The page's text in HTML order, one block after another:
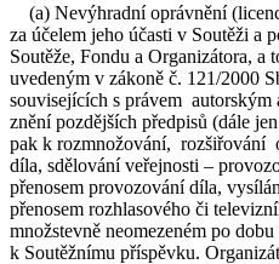
(a) Nevýhradní oprávnění
za účelem jeho účasti v Soutěži a
Soutěže, Fondu a Organizátora, a
uvedeným v zákoně č. 121/2000
souvisejících s právem autorským
znění pozdějších předpisů (dále jen
pak k rozmnožování, rozšiřování
díla, sdělování veřejnosti –
přenosem provozování díla,
přenosem rozhlasového či
množstevně neomezeném po
k Soutěžnímu příspěvku.